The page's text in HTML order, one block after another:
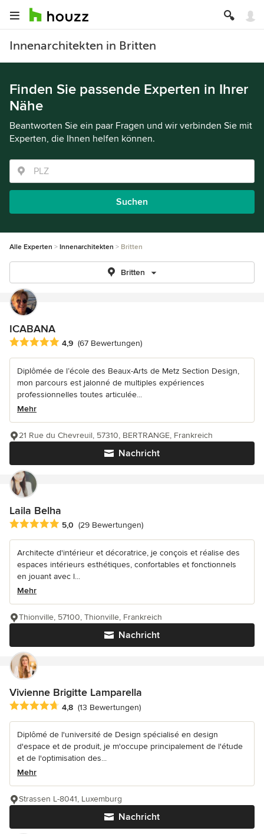
Innenarchitekten in Britten
Finden Sie passende Experten in Ihrer
Nähe
Beantworten Sie ein paar Fragen und wir verbinden Sie mit
Experten, die Ihnen helfen können.
Suchen
Alle Experten Innenarchitekten Britten
Britten
ICABANA
Durchschnittliche Bewertung: 4.9 von 5 Sternen
4,9 (67 Bewertungen)
Diplômée de l’école des Beaux-Arts de Metz Section Design,
mon parcours est jalonné de multiples expériences
professionnelles toutes articulée...
Mehr
Nachricht
21 Rue du Chevreuil, 57310, BERTRANGE, Frankreich
Laila Belha
Durchschnittliche Bewertung: 5 von 5 Sternen
5,0 (29 Bewertungen)
Architecte d'intérieur et décoratrice, je conçois et réalise des
espaces intérieurs esthétiques, confortables et fonctionnels
en jouant avec l...
Mehr
Nachricht
Thionville, 57100, Thionville, Frankreich
Vivienne Brigitte Lamparella
Durchschnittliche Bewertung: 4.8 von 5 Sternen
4,8 (13 Bewertungen)
Diplômé de l'université de Design spécialisé en design
d'espace et de produit, je m'occupe principalement de l'étude
et de l'optimisation des...
Mehr
Nachricht
Strassen L-8041, Luxemburg